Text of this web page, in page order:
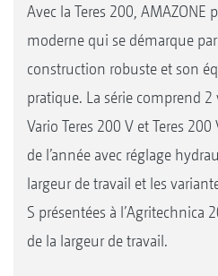
Avec la Teres 200, AMAZONE
moderne qui se démarque
construction robuste et son
pratique. La série comprend 2
Vario Teres 200 V et Teres
de l’année avec réglage
largeur de travail et les
S présentées à l’Agritechnica
de la largeur de travail.